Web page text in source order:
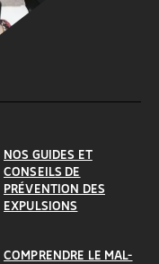
NOS GUIDES ET
CONSEILS DE
PRÉVENTION DES
EXPULSIONS
COMPRENDRE LE MAL-